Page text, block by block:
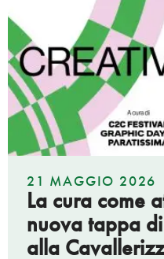
21 MAGGIO 2026
La cura come
nuova tappa
alla